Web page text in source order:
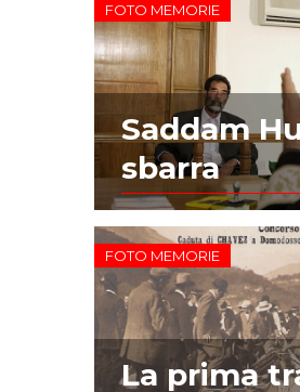
FOTO MEMORIE
Saddam
sbarra
FOTO MEMORIE
La prima